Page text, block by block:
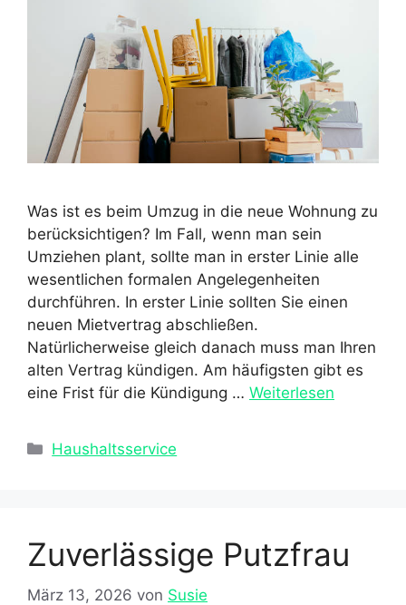
Was ist es beim Umzug in die neue Wohnung zu
berücksichtigen? Im Fall, wenn man sein
Umziehen plant, sollte man in erster Linie alle
wesentlichen formalen Angelegenheiten
durchführen. In erster Linie sollten Sie einen
neuen Mietvertrag abschließen.
Natürlicherweise gleich danach muss man Ihren
alten Vertrag kündigen. Am häufigsten gibt es
eine Frist für die Kündigung … Weiterlesen
Kategorien
Haushaltsservice
Zuverlässige Putzfrau
März 13, 2026 von Susie